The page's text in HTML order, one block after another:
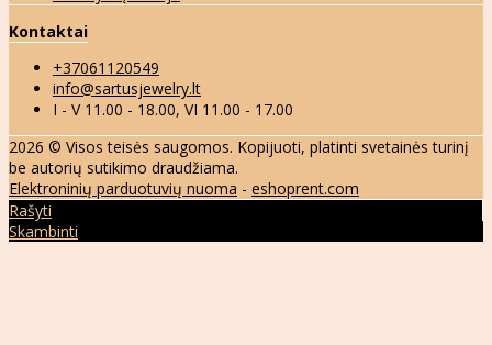
Kontaktai
+37061120549
info@sartusjewelry.lt
I - V 11.00 - 18.00, VI 11.00 - 17.00
2026 © Visos teisės saugomos. Kopijuoti, platinti svetainės turinį
be autorių sutikimo draudžiama.
Elektroninių parduotuvių nuoma - eshoprent.com
Rašyti
Skambinti